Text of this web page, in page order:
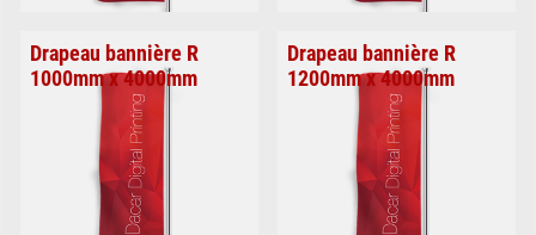
Drapeau bannière R
1000mm x 4000mm
Drapeau bannière R
1200mm x 4000mm